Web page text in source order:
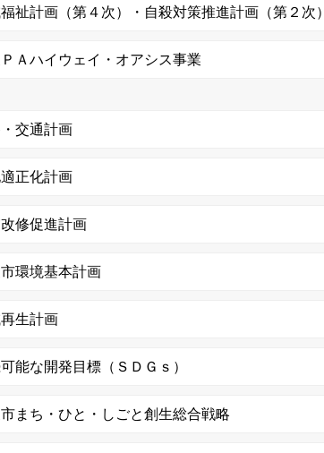
祉計画（第４次）・自殺対策推進計画（第２次）
Ａハイウェイ・オアシス事業
交通計画
正化計画
修促進計画
環境基本計画
生計画
能な開発目標（ＳＤＧｓ）
まち・ひと・しごと創生総合戦略